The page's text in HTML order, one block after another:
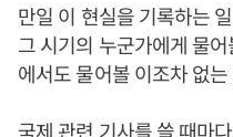
만일 이 현실을 기록하는
그 시기의 누군가에게 물
에서도 물어볼 이조차 없
국제 관련 기사를 쓸 때마